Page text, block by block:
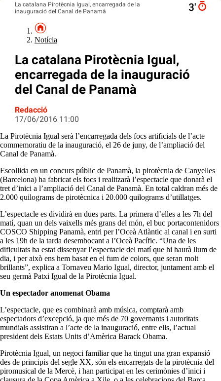
La catalana Pirotècnia Igual, encarregada de la
inauguració del Canal de Panamà
3′
Notícia
La catalana Pirotècnia Igual,
encarregada de la inauguració
del Canal de Panamà
Redacció
17/06/2016 11:00
La Pirotècnia Igual serà l’encarregada dels focs artificials de l’acte
commemoratiu de la inauguració, el 26 de juny, de l’ampliació del
Canal de Panamà.
Escollida en un concurs públic de Panamà, la pirotècnia de Canyelles
(Barcelona) ha fabricat els focs i realitzarà l’espectacle que donarà el
tret d’inici a l’ampliació del Canal de Panamà. En total caldran més de
2.000 quilograms de pirotècnica i 20.000 quilograms d’utillatges.
L’espectacle es dividirà en dues parts. La primera d’elles a les 7h del
matí, quan un dels vaixells més grans del món, el buc portacontenidors
COSCO Shipping Panamà, entri per l’Oceà Atlàntic al canal i en surti
a les 19h de la tarda desembocant a l’Oceà Pacífic. “Una de les
dificultats ha estat dissenyar l’espectacle del matí que hi haurà llum de
dia, i per això ens hem basat en el fum de colors, que seran molt
brillants”, explica a Tornaveu Mario Igual, director, juntament amb el
seu germà Patxi Igual de la Pirotècnia Igual.
Un espectador anomenat Obama
L’espectacle, que es combinarà amb música, comptarà amb
espectadors d’excepció, ja que més de 70 governants i autoritats
mundials assistiran a l’acte de la inauguració, entre ells, l’actual
president dels Estats Units d’Amèrica Barack Obama.
Pirotècnia Igual, un negoci familiar que ha tingut una gran expansió
des de principis del segle XX, són els encarregats de la pirotècnia del
piromusical de la Mercè, i han participat en les cerimònies d’inici i